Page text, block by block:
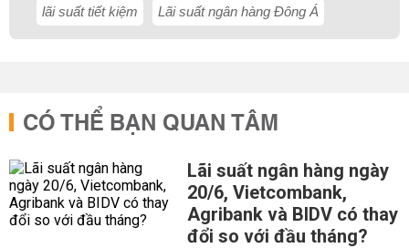
lãi suất tiết kiệm Lãi suất ngân hàng Đông Á
CÓ THỂ BẠN QUAN TÂM
Lãi suất ngân hàng ngày
20/6, Vietcombank,
Agribank và BIDV có thay
đổi so với đầu tháng?